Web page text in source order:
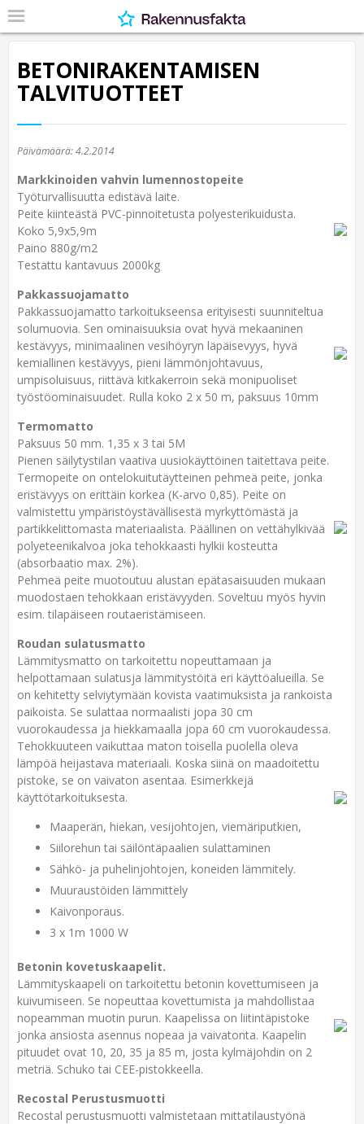
BETONIRAKENTAMISEN
TALVITUOTTEET
Päivämäärä:4.2.2014
Markkinoiden vahvin lumennostopeite
Työturvallisuutta edistävä laite.
Peite kiinteästä PVC-pinnoitetusta polyesterikuidusta.
Koko 5,9x5,9m
Paino 880g/m2
Testattu kantavuus 2000kg
Pakkassuojamatto
Pakkassuojamatto tarkoitukseensa erityisesti suunniteltua
solumuovia. Sen ominaisuuksia ovat hyvä mekaaninen
kestävyys, minimaalinen vesihöyryn läpäisevyys, hyvä
kemiallinen kestävyys, pieni lämmönjohtavuus,
umpisoluisuus, riittävä kitkakerroin sekä monipuoliset
työstöominaisuudet. Rulla koko 2 x 50 m, paksuus 10mm
Termomatto
Paksuus 50 mm. 1,35 x 3 tai 5M
Pienen säilytystilan vaativa uusiokäyttöinen taitettava peite.
Termopeite on ontelokuitutäytteinen pehmeä peite, jonka
eristävyys on erittäin korkea (K-arvo 0,85). Peite on
valmistettu ympäristöystävällisestä myrkyttömästä ja
partikkelittomasta materiaalista. Päällinen on vettähylkivää
polyeteenikalvoa joka tehokkaasti hylkii kosteutta
(absorbaatio max. 2%).
Pehmeä peite muotoutuu alustan epätasaisuuden mukaan
muodostaen tehokkaan eristävyyden. Soveltuu myös hyvin
esim. tilapäiseen routaeristämiseen.
Roudan sulatusmatto
Lämmitysmatto on tarkoitettu nopeuttamaan ja
helpottamaan sulatusja lämmitystöitä eri käyttöalueilla. Se
on kehitetty selviytymään kovista vaatimuksista ja rankoista
paikoista. Se sulattaa normaalisti jopa 30 cm
vuorokaudessa ja hiekkamaalla jopa 60 cm vuorokaudessa.
Tehokkuuteen vaikuttaa maton toisella puolella oleva
lämpöä heijastava materiaali. Koska siinä on maadoitettu
pistoke, se on vaivaton asentaa. Esimerkkejä
käyttötarkoituksesta.
Maaperän, hiekan, vesijohtojen, viemäriputkien,
Siilorehun tai säilöntäpaalien sulattaminen
Sähkö- ja puhelinjohtojen, koneiden lämmitely.
Muuraustöiden lämmittely
Kaivonporaus.
3 x 1m 1000 W
Betonin kovetuskaapelit.
Lämmityskaapeli on tarkoitettu betonin kovettumiseen ja
kuivumiseen. Se nopeuttaa kovettumista ja mahdollistaa
nopeamman muotin purun. Kaapelissa on liitintäpistoke
jonka ansiosta asennus nopeaa ja vaivatonta. Kaapelin
pituudet ovat 10, 20, 35 ja 85 m, josta kylmäjohdin on 2
metriä. Schuko tai CEE-pistokkeella.
Recostal Perustusmuotti
Recostal perustusmuotti valmistetaan mittatilaustyönä